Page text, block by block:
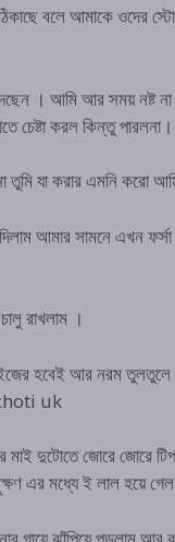
বলে আমাকে ওদের
। আমি আর সময় নষ্ট
চেষ্টা করল কিন্তু পারলনা।
তুমি যা করার এমনি করো
আমার সামনে এখন
রাখলাম ।
হবেই আর নরম
choti uk
মাই দুটোতে জোরে
এর মধ্যে ই লাল হয়ে